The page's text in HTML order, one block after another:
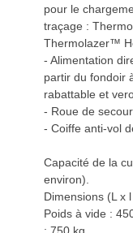
pour le
traçage :
Thermolazer™
- Alimentation
partir du fondoir
rabattable et
- Roue de
- Coiffe anti-vol
Capacité de la
environ).
Dimensions (L x
Poids à vide :